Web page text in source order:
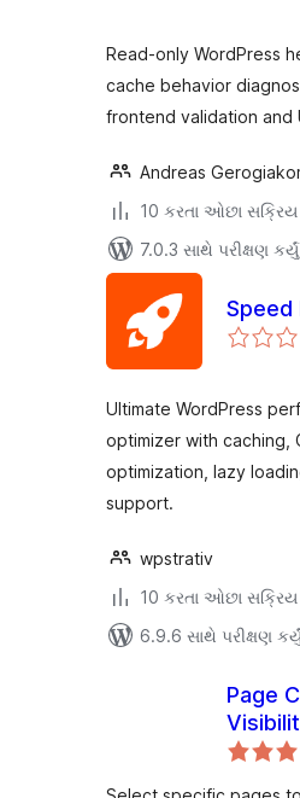
Read-only WordPress
cache behavior
frontend validation and
Andreas
10 કરતા ઓછા સક્રિય
7.0.3 સાથે પરીક્ષણ
Speed
Ultimate WordPress
optimizer with caching,
optimization, lazy
support.
wpstrativ
10 કરતા ઓછા સક્રિય
6.9.6 સાથે પરીક્ષણ
Page
for